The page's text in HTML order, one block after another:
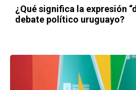
¿Qué significa la expresión
debate político uruguayo?